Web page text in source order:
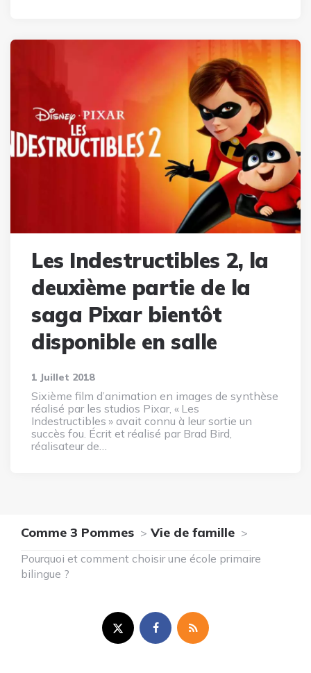
Les Indestructibles 2, la
deuxième partie de la
saga Pixar bientôt
disponible en salle
1 Juillet 2018
Sixième film d’animation en images de synthèse
réalisé par les studios Pixar, « Les
Indestructibles » avait connu à leur sortie un
succès fou. Écrit et réalisé par Brad Bird,
réalisateur de…
Comme 3 Pommes Vie de famille
Pourquoi et comment choisir une école primaire
bilingue ?